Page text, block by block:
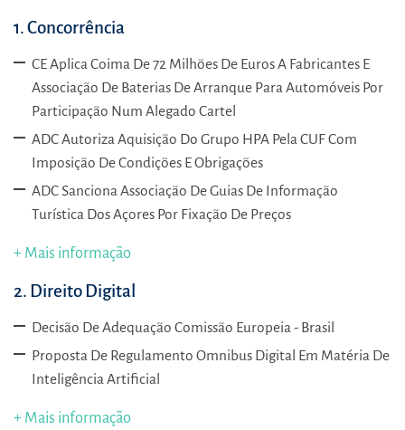
1. Concorrência
CE Aplica Coima De 72 Milhões De Euros A Fabricantes E
Associação De Baterias De Arranque Para Automóveis Por
Participação Num Alegado Cartel
ADC Autoriza Aquisição Do Grupo HPA Pela CUF Com
Imposição De Condições E Obrigações
ADCSanciona Associação De Guias De Informação
Turística Dos Açores Por Fixação De Preços
+ Mais informação
2. Direito Digital
Decisão De Adequação Comissão Europeia - Brasil
Proposta De Regulamento Omnibus Digital Em Matéria De
Inteligência Artificial
+ Mais informação